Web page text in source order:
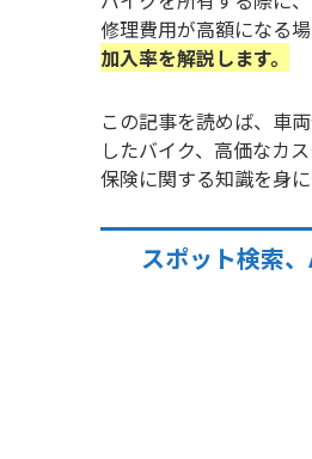
修理費用が高額になる場
加入率を解説します。
この記事を読めば、車
したバイク、高価なカ
保険に関する知識を身に
スポット検索